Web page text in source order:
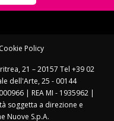
Cookie Policy
21 – 20157 Tel +39 02
dell'Arte, 25 - 00144
| REA MI - 1935962 |
soggetta a direzione e
Nuove S.p.A.